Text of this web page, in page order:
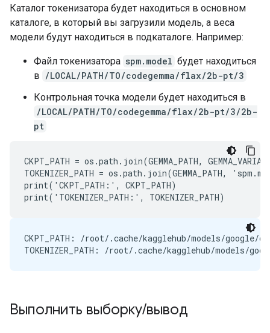
Каталог токенизатора будет находиться в основном
каталоге, в который вы загрузили модель, а веса
модели будут находиться в подкаталоге. Например:
Файл токенизатора spm.model будет находиться
в /LOCAL/PATH/TO/codegemma/flax/2b-pt/3
Контрольная точка модели будет находиться в
/LOCAL/PATH/TO/codegemma/flax/2b-pt/3/2b-
pt
CKPT_PATH = os.path.join(GEMMA_PATH,
TOKENIZER_PATH = os.path.join(GEMMA_PATH,
print('CKPT_PATH:', CKPT_PATH)
CKPT_PATH: /root/.cache/kagglehub/models/google/
Выполнить выборку/вывод